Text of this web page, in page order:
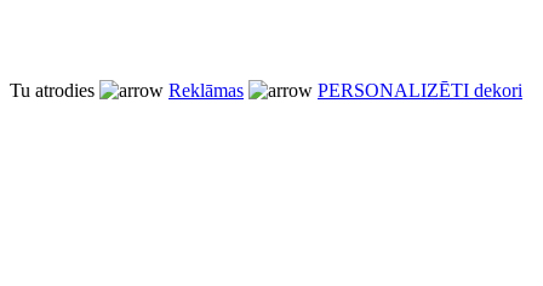
Tu atrodies Reklāmas PERSONALIZĒTI dekori